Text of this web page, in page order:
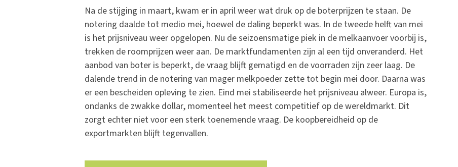
Na de stijging in maart, kwam er in april weer wat druk op de boterprijzen te staan. De
notering daalde tot medio mei, hoewel de daling beperkt was. In de tweede helft van mei
is het prijsniveau weer opgelopen. Nu de seizoensmatige piek in de melkaanvoer voorbij is,
trekken de roomprijzen weer aan. De marktfundamenten zijn al een tijd onveranderd. Het
aanbod van boter is beperkt, de vraag blijft gematigd en de voorraden zijn zeer laag. De
dalende trend in de notering van mager melkpoeder zette tot begin mei door. Daarna was
er een bescheiden opleving te zien. Eind mei stabiliseerde het prijsniveau alweer. Europa is,
ondanks de zwakke dollar, momenteel het meest competitief op de wereldmarkt. Dit
zorgt echter niet voor een sterk toenemende vraag. De koopbereidheid op de
exportmarkten blijft tegenvallen.